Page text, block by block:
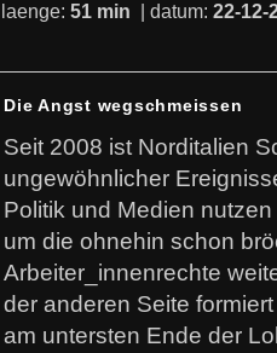
laenge: 51 min | datum: 22-12-
Die Angst wegschmeissen
Seit 2008 ist Norditalien
ungewöhnlicher
Politik und Medien
um die ohnehin schon
Arbeiter_innenrechte
der anderen Seite
am untersten Ende der